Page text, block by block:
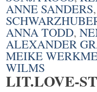
ANNE SANDERS,
ANNA TODD,
ALEXANDER
MEIKE
WILMS
LIT.LOVE-